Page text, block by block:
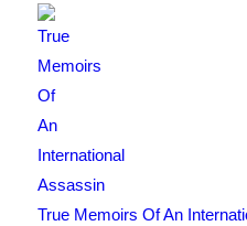
True Memoirs Of An